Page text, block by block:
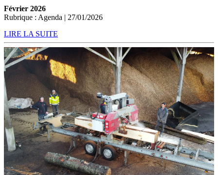
Février 2026
Rubrique : Agenda | 27/01/2026
LIRE LA SUITE